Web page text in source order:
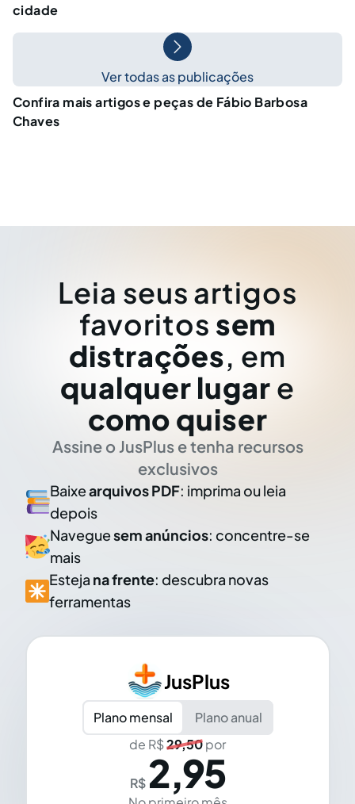
cidade
Ver todas as publicações
Confira mais artigos e peças de Fábio Barbosa
Chaves
Leia seus artigos
favoritos sem
distrações, em
qualquer lugar e
como quiser
Assine o JusPlus e tenha recursos
exclusivos
Baixearquivos PDF: imprima ou leia
depois
Naveguesem anúncios: concentre-se
mais
Esteja na frente: descubra novas
ferramentas
JusPlus
Plano mensal
Plano anual
de R$29,50por
R$ 2,95